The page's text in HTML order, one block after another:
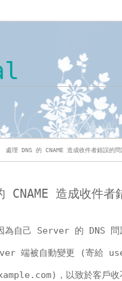
處理 DNS 的 CNAME 造成收件者錯誤的問
CNAME 造成收件者
為自己 Server 的 DNS
端被自動變更 (寄給
)，以致於客戶